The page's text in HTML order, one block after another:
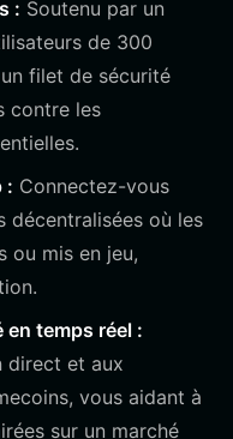
: Soutenu par un
de 300
filet de sécurité
contre les
: Connectez-vous
décentralisées où les
ou mis en jeu,
temps réel :
direct et aux
vous aidant à
sur un marché